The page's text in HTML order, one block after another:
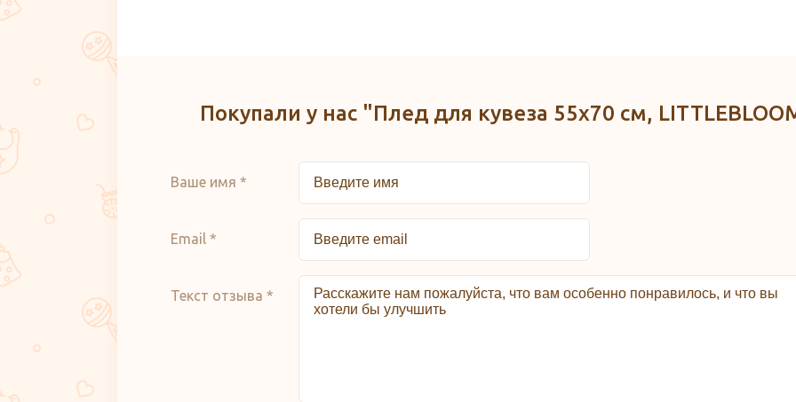
Покупали у нас "Плед для кувеза 55x70 см,
Ваше имя *
Email *
Текст отзыва *